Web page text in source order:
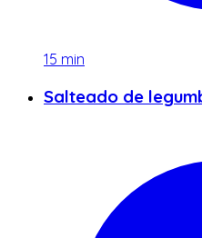
15 min
Salteado de